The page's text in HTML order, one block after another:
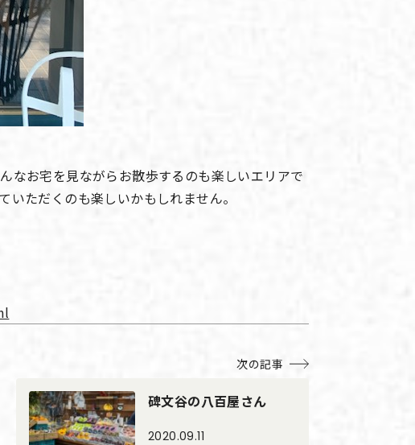
なお宅を見ながらお散歩するのも楽しいエリアで
ただくのも楽しいかもしれません。
次の記事
碑文谷の八百屋さん
2020.09.11